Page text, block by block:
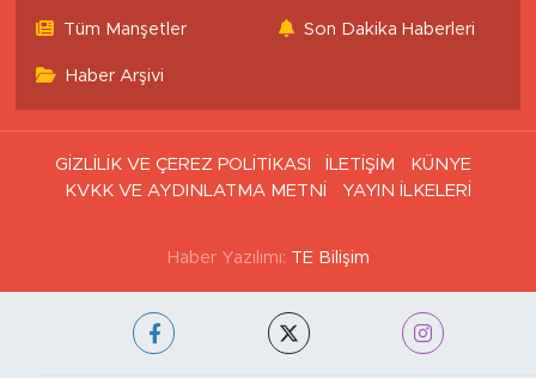
Tüm Manşetler Son Dakika Haberleri
Haber Arşivi
GİZLİLİK VE ÇEREZ POLİTİKASI İLETİŞİM
KÜNYE
KVKK VE AYDINLATMA METNİ
YAYIN İLKELERİ
Haber Yazılımı: TE Bilişim